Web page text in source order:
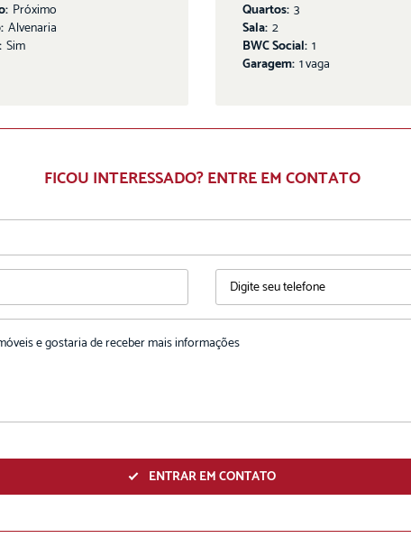
Próximo
Alvenaria
Sim
Quartos: 3
Sala: 2
BWC Social: 1
Garagem: 1 vaga
FICOU INTERESSADO? ENTRE EM CONTATO
ENTRAR EM CONTATO